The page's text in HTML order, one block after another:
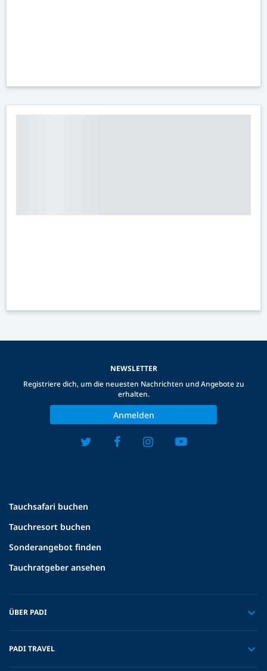
Tauchsafari buchen
Tauchresort buchen
Sonderangebot finden
Tauchratgeber ansehen
ÜBER PADI
PADI TRAVEL
NEWSLETTER
Registriere dich, um die neuesten Nachrichten und Angebote zu
erhalten.
Anmelden